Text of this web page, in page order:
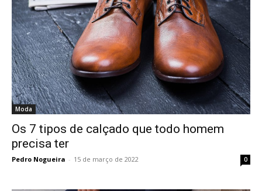
Moda
Os 7 tipos de calçado que todo homem
precisa ter
Pedro Nogueira - 15 de março de 2022 0